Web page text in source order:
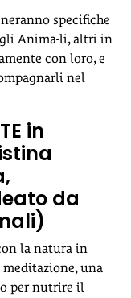
specifiche
Anima-li, altri in
con loro, e
nel
in
da
la natura in
una
per nutrire il